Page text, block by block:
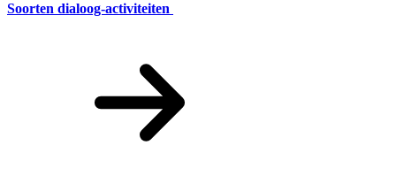
Soorten dialoog-activiteiten